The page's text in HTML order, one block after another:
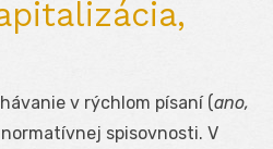
v rýchlom písaní (ano,
spisovnosti. V